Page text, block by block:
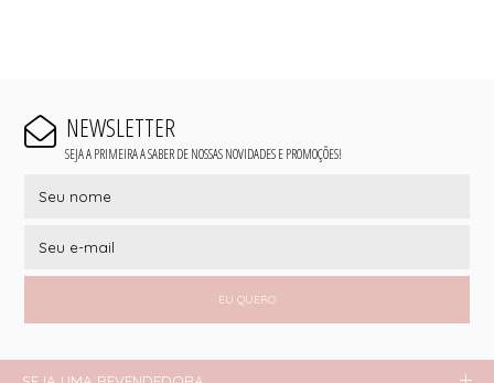
NEWSLETTER
SEJA A PRIMEIRA A SABER DE NOSSAS NOVIDADES E PROMOÇÕES!
EU QUERO